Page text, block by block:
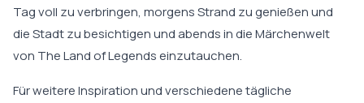
Tag voll zu verbringen, morgens Strand zu genießen und
die Stadt zu besichtigen und abends in die Märchenwelt
von The Land of Legends einzutauchen.
Für weitere Inspiration und verschiedene tägliche